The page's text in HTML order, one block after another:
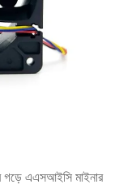
গড়ে এএসআইসি মাইনার